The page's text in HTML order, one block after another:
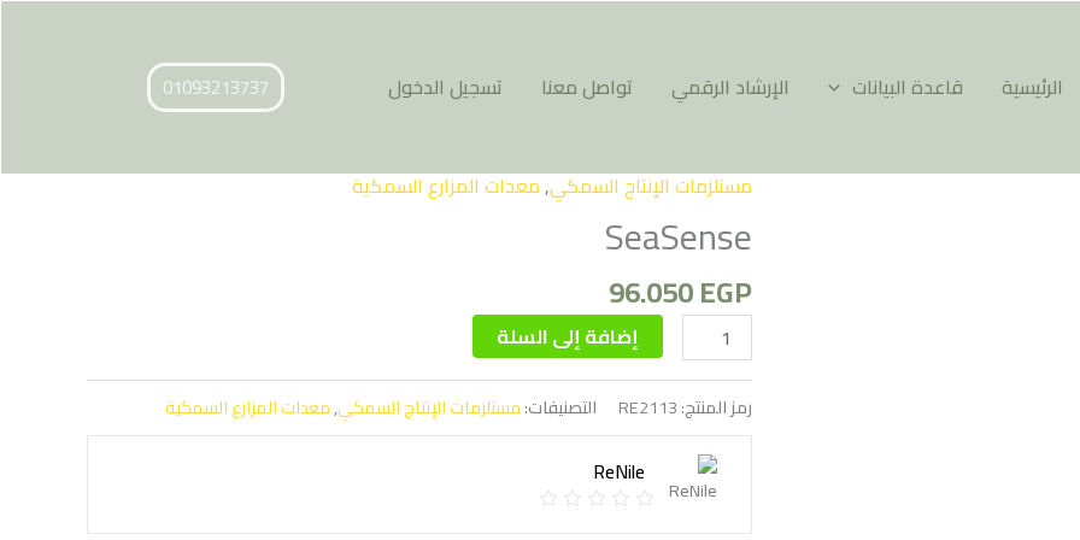
الرئيسية قاعدة البيانات الإرشاد الرقمي تواصل معنا تسجيل الدخول 01093213737
مستلزمات الإنتاج السمكي,معدات المزارع السمكية
SeaSense
96.050EGP
كمية
SeaSense
إضافة إلى السلة
رمز المنتج:RE2113 التصنيفات:مستلزمات الإنتاج السمكي,معدات المزارع السمكية
ReNile